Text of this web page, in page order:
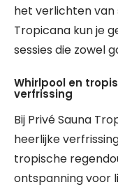
het verlichten van
Tropicana kun je
sessies die zowel
Whirlpool en
verfrissing
Bij Privé Sauna
heerlijke
tropische
ontspanning voor